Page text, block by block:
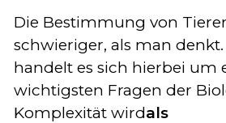
Die Bestimmung von
schwieriger, als man
handelt es sich hierbei um
wichtigsten Fragen der
Komplexität wirdals